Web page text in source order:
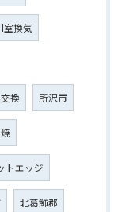
1室換気
換 所沢市
トエッジ
北葛飾郡